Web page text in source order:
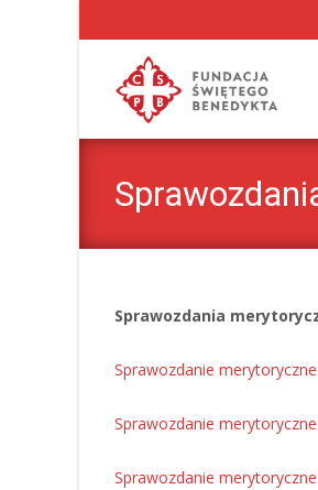
Sprawozdania
Sprawozdanie
Sprawozdanie
Sprawozdanie